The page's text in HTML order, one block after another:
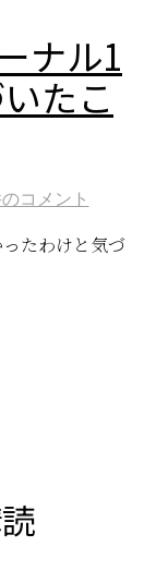
ナル1
たこ
コメント